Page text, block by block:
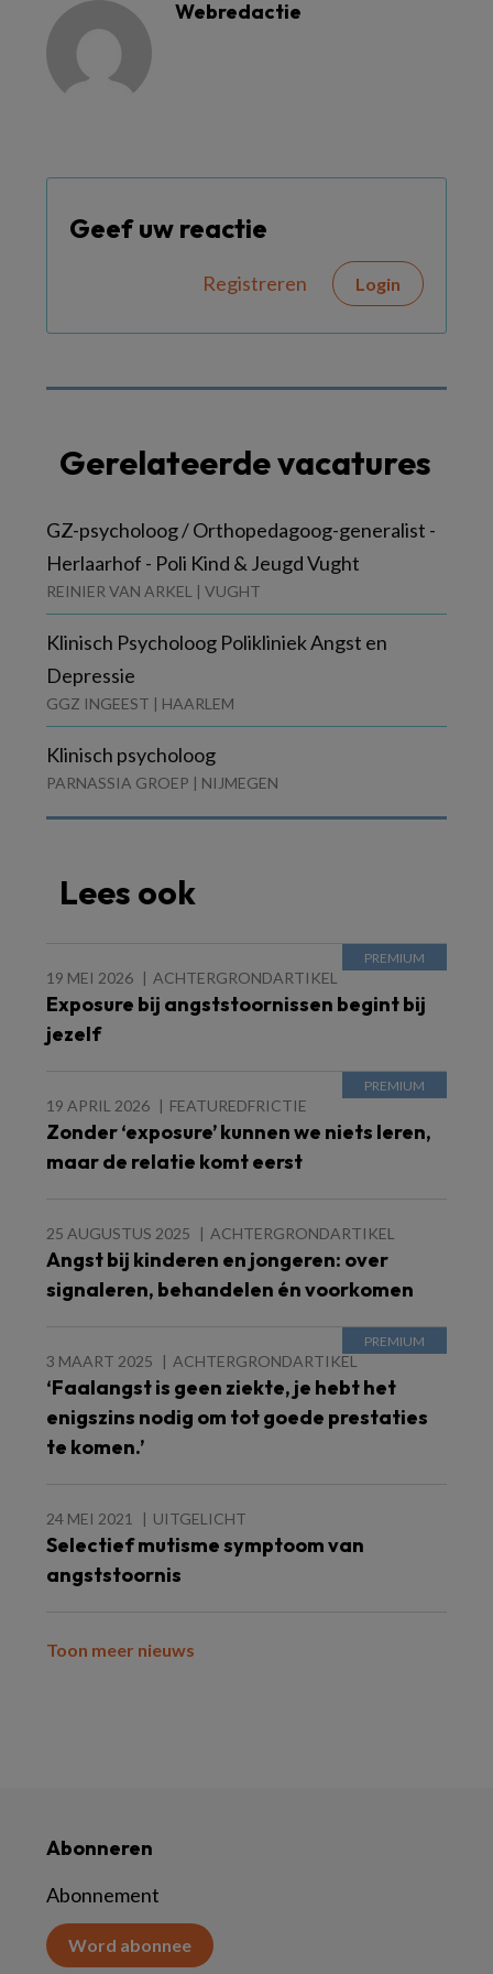
Webredactie
Geef uw reactie
Registreren Login
Gerelateerde vacatures
GZ-psycholoog / Orthopedagoog-generalist -
Herlaarhof - Poli Kind & Jeugd Vught
REINIER VAN ARKEL | VUGHT
Klinisch Psycholoog Polikliniek Angst en
Depressie
GGZ INGEEST | HAARLEM
Klinisch psycholoog
PARNASSIA GROEP | NIJMEGEN
Lees ook
19 MEI 2026 ACHTERGRONDARTIKEL
Exposure bij angststoornissen begint bij
jezelf
19 APRIL 2026 FEATUREDFRICTIE
Zonder ‘exposure’ kunnen we niets leren,
maar de relatie komt eerst
25 AUGUSTUS 2025 ACHTERGRONDARTIKEL
Angst bij kinderen en jongeren: over
signaleren, behandelen én voorkomen
3 MAART 2025 ACHTERGRONDARTIKEL
‘Faalangst is geen ziekte, je hebt het
enigszins nodig om tot goede prestaties
te komen.’
24 MEI 2021 UITGELICHT
Selectief mutisme symptoom van
angststoornis
Toon meer nieuws
Abonneren
Abonnement
Word abonnee